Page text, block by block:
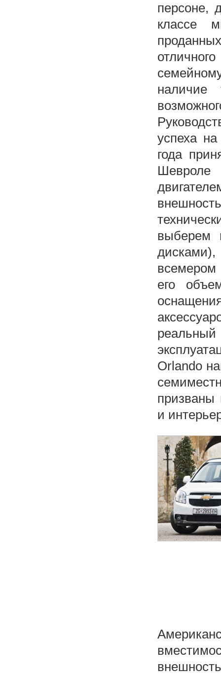
персоне,
классе
наличие
успеха
года
выберем
всемером
его
Orlando
призваны
и